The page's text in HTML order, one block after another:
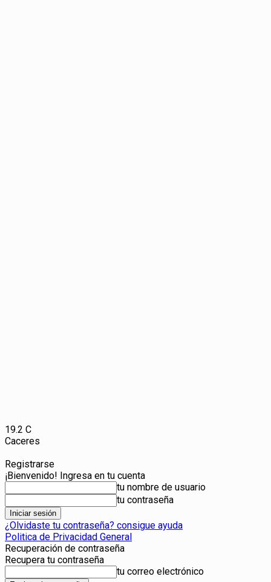
19.2 C
Caceres
Registrarse
¡Bienvenido! Ingresa en tu cuenta
tu nombre de usuario
tu contraseña
¿Olvidaste tu contraseña? consigue ayuda
Politica de Privacidad General
Recuperación de contraseña
Recupera tu contraseña
tu correo electrónico